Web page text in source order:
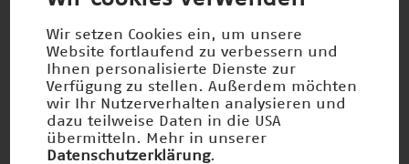
Nachtsicht-Assistent
Nominiert 2006
Wir setzen Cookies ein, um unsere
Website fortlaufend zu verbessern und
Ihnen personalisierte Dienste zur
Verfügung zu stellen. Außerdem möchten
wir Ihr Nutzerverhalten analysieren und
dazu teilweise Daten in die USA
übermitteln. Mehr in unserer
Datenschutzerklärung.